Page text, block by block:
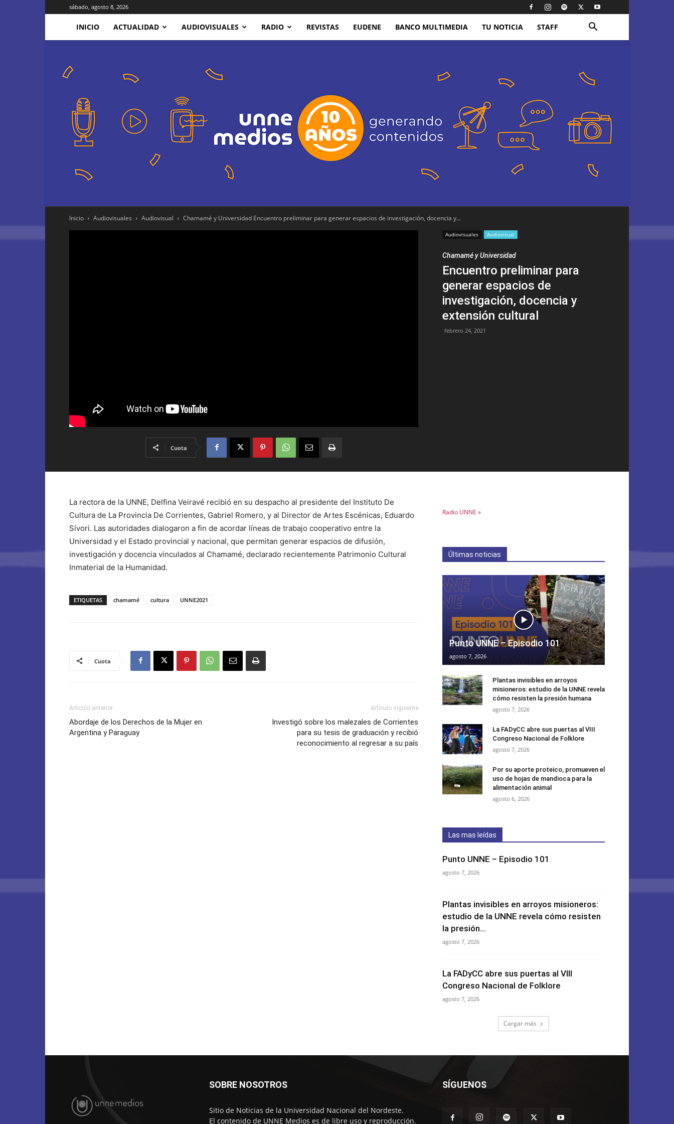
sábado, agosto 8, 2026
INICIO ACTUALIDAD AUDIOVISUALES RADIO REVISTAS EUDENE BANCO MULTIMEDIA TU NOTICIA STAFF
Inicio Audiovisuales Audiovisual Chamamé y Universidad Encuentro preliminar para generar espacios de investigación, docencia y...
Audiovisuales Audiovisual
Chamamé y Universidad
Encuentro preliminar para
generar espacios de
investigación, docencia y
extensión cultural
febrero 24, 2021
Cuota
La rectora de la UNNE, Delfina Veiravé recibió en su despacho al presidente del Instituto De
Cultura de La Provincia De Corrientes, Gabriel Romero, y al Director de Artes Escénicas, Eduardo
Sívori. Las autoridades dialogaron a fin de acordar líneas de trabajo cooperativo entre la
Universidad y el Estado provincial y nacional, que permitan generar espacios de difusión,
investigación y docencia vinculados al Chamamé, declarado recientemente Patrimonio Cultural
Inmaterial de la Humanidad.
ETIQUETAS chamamé cultura UNNE2021
Cuota
Artículo anterior
Abordaje de los Derechos de la Mujer en
Argentina y Paraguay
Artículo siguiente
Investigó sobre los malezales de Corrientes
para su tesis de graduación y recibió
reconocimiento al regresar a su país
Radio UNNE »
Últimas noticias
Punto UNNE – Episodio 101
agosto 7, 2026
Plantas invisibles en arroyos
misioneros: estudio de la UNNE revela
cómo resisten la presión humana
agosto 7, 2026
La FADyCC abre sus puertas al VIII
Congreso Nacional de Folklore
agosto 7, 2026
Por su aporte proteico, promueven el
uso de hojas de mandioca para la
alimentación animal
agosto 6, 2026
Las mas leídas
Punto UNNE – Episodio 101
agosto 7, 2026
Plantas invisibles en arroyos misioneros:
estudio de la UNNE revela cómo resisten
la presión...
agosto 7, 2026
La FADyCC abre sus puertas al VIII
Congreso Nacional de Folklore
agosto 7, 2026
Cargar más
SOBRE NOSOTROS
Sitio de Noticias de la Universidad Nacional del Nordeste.
El contenido de UNNE Medios es de libre uso y reproducción.
SÍGUENOS